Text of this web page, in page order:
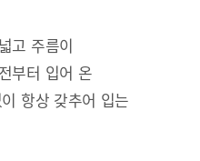
고 주름이
부터 입어 온
항상 갖추어 입는